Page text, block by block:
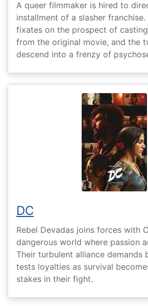
A queer filmmaker is hired to
installment of a slasher
fixates on the prospect of casting
from the original movie, and the
descend into a frenzy of
DC
Rebel Devadas joins forces with
dangerous world where passion
Their turbulent alliance demands
tests loyalties as survival
stakes in their fight.